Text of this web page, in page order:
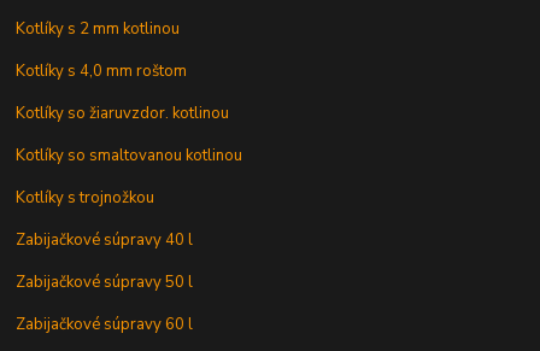
Kotlíky s 2 mm kotlinou
Kotlíky s 4,0 mm roštom
Kotlíky so žiaruvzdor. kotlinou
Kotlíky so smaltovanou kotlinou
Kotlíky s trojnožkou
Zabijačkové súpravy 40 l
Zabijačkové súpravy 50 l
Zabijačkové súpravy 60 l